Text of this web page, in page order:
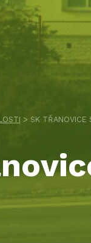
> SK TŘANOVICE